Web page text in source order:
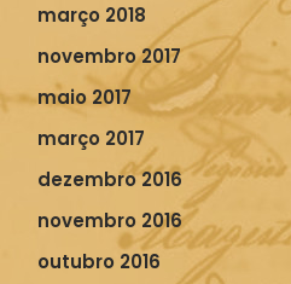
março 2018
novembro 2017
maio 2017
março 2017
dezembro 2016
novembro 2016
outubro 2016